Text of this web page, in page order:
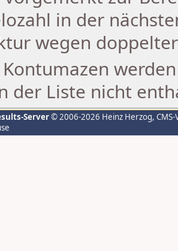
in der
wegen
Kontumazen
der Liste nicht
Server© 2006-2026 Heinz Herzog,